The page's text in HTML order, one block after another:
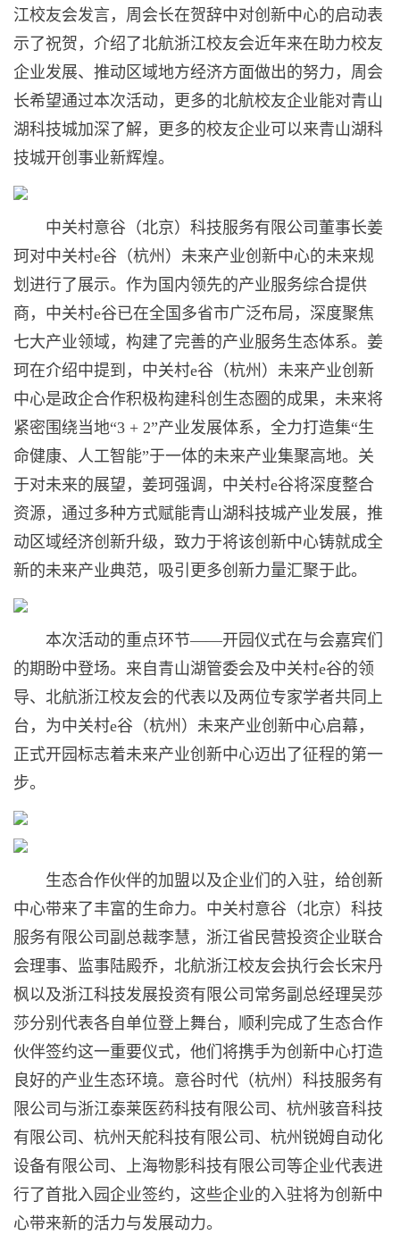
江校友会发言，周会长在贺辞中对创新中心的启动表
示了祝贺，介绍了北航浙江校友会近年来在助力校友
企业发展、推动区域地方经济方面做出的努力，周会
长希望通过本次活动，更多的北航校友企业能对青山
湖科技城加深了解，更多的校友企业可以来青山湖科
技城开创事业新辉煌。
中关村意谷（北京）科技服务有限公司董事长姜
珂对中关村e谷（杭州）未来产业创新中心的未来规
划进行了展示。作为国内领先的产业服务综合提供
商，中关村e谷已在全国多省市广泛布局，深度聚焦
七大产业领域，构建了完善的产业服务生态体系。姜
珂在介绍中提到，中关村e谷（杭州）未来产业创新
中心是政企合作积极构建科创生态圈的成果，未来将
紧密围绕当地“3 + 2”产业发展体系，全力打造集“生
命健康、人工智能”于一体的未来产业集聚高地。关
于对未来的展望，姜珂强调，中关村e谷将深度整合
资源，通过多种方式赋能青山湖科技城产业发展，推
动区域经济创新升级，致力于将该创新中心铸就成全
新的未来产业典范，吸引更多创新力量汇聚于此。
本次活动的重点环节——开园仪式在与会嘉宾们
的期盼中登场。来自青山湖管委会及中关村e谷的领
导、北航浙江校友会的代表以及两位专家学者共同上
台，为中关村e谷（杭州）未来产业创新中心启幕，
正式开园标志着未来产业创新中心迈出了征程的第一
步。
生态合作伙伴的加盟以及企业们的入驻，给创新
中心带来了丰富的生命力。中关村意谷（北京）科技
服务有限公司副总裁李慧，浙江省民营投资企业联合
会理事、监事陆殿乔，北航浙江校友会执行会长宋丹
枫以及浙江科技发展投资有限公司常务副总经理吴莎
莎分别代表各自单位登上舞台，顺利完成了生态合作
伙伴签约这一重要仪式，他们将携手为创新中心打造
良好的产业生态环境。意谷时代（杭州）科技服务有
限公司与浙江泰莱医药科技有限公司、杭州骇音科技
有限公司、杭州天舵科技有限公司、杭州锐姆自动化
设备有限公司、上海物影科技有限公司等企业代表进
行了首批入园企业签约，这些企业的入驻将为创新中
心带来新的活力与发展动力。